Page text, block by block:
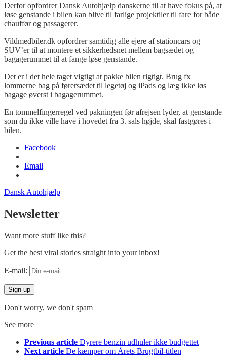
Derfor opfordrer Dansk Autohjælp danskerne til at have fokus på, at
løse genstande i bilen kan blive til farlige projektiler til fare for både
chauffør og passagerer.
Vildmedbiler.dk opfordrer samtidig alle ejere af stationcars og
SUV’er til at montere et sikkerhedsnet mellem bagsædet og
bagagerummet til at fange løse genstande.
Det er i det hele taget vigtigt at pakke bilen rigtigt. Brug fx
lommerne bag på førersædet til legetøj og iPads og læg ikke løs
bagage øverst i bagagerummet.
En tommelfingerregel ved pakningen før afrejsen lyder, at genstande
som du ikke ville have i hovedet fra 3. sals højde, skal fastgøres i
bilen.
Facebook
Email
Dansk Autohjælp
Newsletter
Want more stuff like this?
Get the best viral stories straight into your inbox!
E-mail:
Don't worry, we don't spam
See more
Previous article Dyrere benzin udhuler ikke budgettet
Next article De kæmper om Årets Brugtbil-titlen